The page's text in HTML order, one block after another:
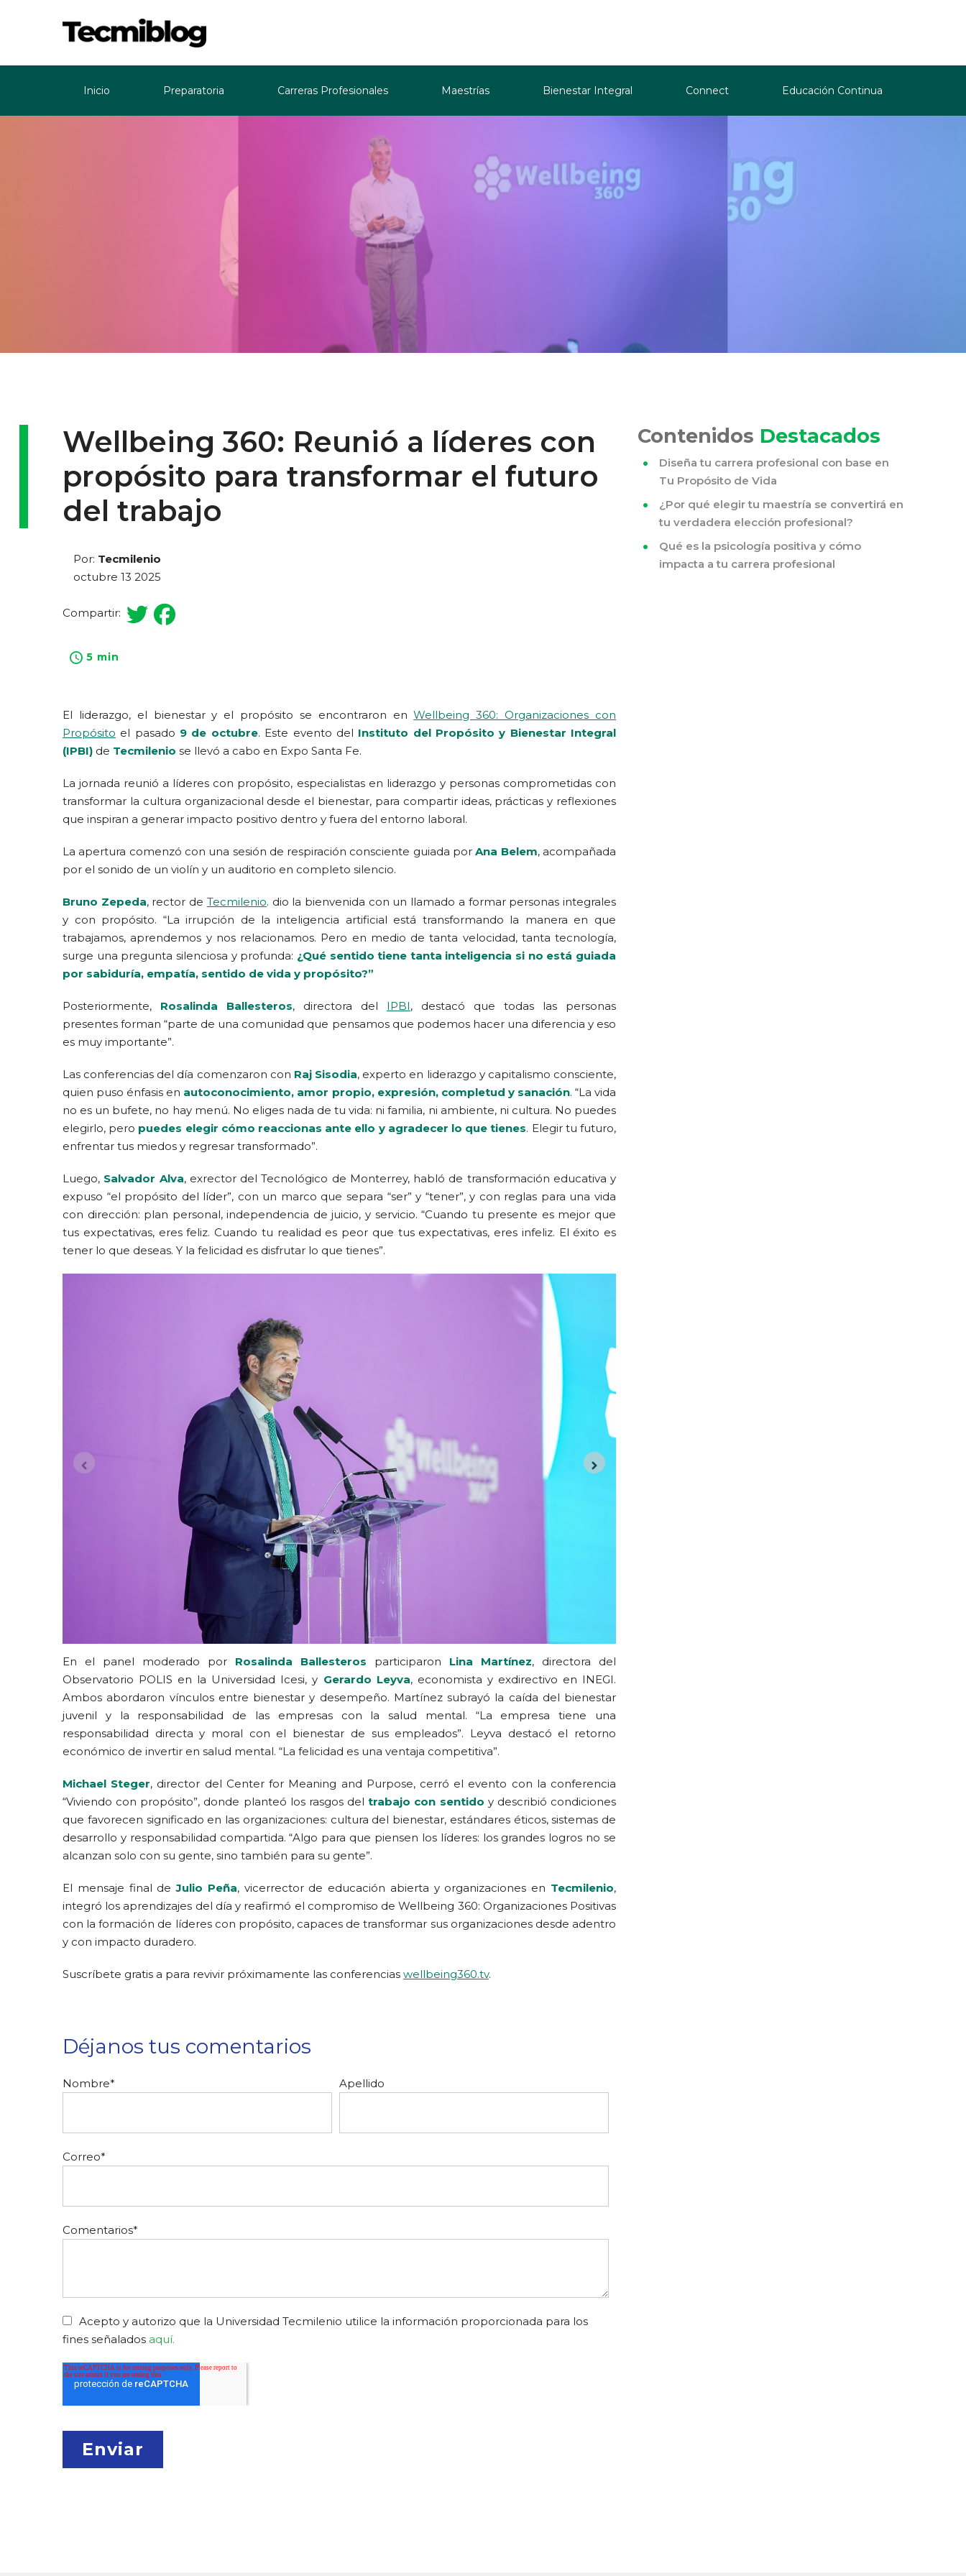
Inicio Preparatoria Carreras Profesionales Maestrías Bienestar Integral Connect Educación Continua
Wellbeing 360: Reunió a líderes con
propósito para transformar el futuro
del trabajo
Por: Tecmilenio
octubre 13 2025
Compartir:
5 min
El liderazgo, el bienestar y el propósito se encontraron enWellbeing 360: Organizaciones con
Propósito el pasado 9 de octubre. Este evento del Instituto del Propósito y Bienestar Integral
(IPBI) de Tecmilenio se llevó a cabo en Expo Santa Fe.
La jornada reunió a líderes con propósito, especialistas en liderazgo y personas comprometidas con
transformar la cultura organizacional desde el bienestar, para compartir ideas, prácticas y reflexiones
que inspiran a generar impacto positivo dentro y fuera del entorno laboral.
La apertura comenzó con una sesión de respiración consciente guiada porAna Belem, acompañada
por el sonido de un violín y un auditorio en completo silencio.
Bruno Zepeda, rector de Tecmilenio. dio la bienvenida con un llamado a formar personas integrales
y con propósito. “La irrupción de la inteligencia artificial está transformando la manera en que
trabajamos, aprendemos y nos relacionamos. Pero en medio de tanta velocidad, tanta tecnología,
surge una pregunta silenciosa y profunda: ¿Qué sentido tiene tanta inteligencia si no está guiada
por sabiduría, empatía, sentido de vida y propósito?”
Posteriormente, Rosalinda Ballesteros, directora del IPBI, destacó que todas las personas
presentes forman “parte de una comunidad que pensamos que podemos hacer una diferencia y eso
es muy importante”.
Las conferencias del día comenzaron con Raj Sisodia, experto en liderazgo y capitalismo consciente,
quien puso énfasis en autoconocimiento, amor propio, expresión, completud y sanación. “La vida
no es un bufete, no hay menú. No eliges nada de tu vida: ni familia, ni ambiente, ni cultura. No puedes
elegirlo, pero puedes elegir cómo reaccionas ante ello y agradecer lo que tienes. Elegir tu futuro,
enfrentar tus miedos y regresar transformado”.
Luego, Salvador Alva, exrector del Tecnológico de Monterrey, habló de transformación educativa y
expuso “el propósito del líder”, con un marco que separa “ser” y “tener”, y con reglas para una vida
con dirección: plan personal, independencia de juicio, y servicio. “Cuando tu presente es mejor que
tus expectativas, eres feliz. Cuando tu realidad es peor que tus expectativas, eres infeliz. El éxito es
tener lo que deseas. Y la felicidad es disfrutar lo que tienes”.
En el panel moderado por Rosalinda Ballesteros participaron Lina Martínez, directora del
Observatorio POLIS en la Universidad Icesi, y Gerardo Leyva, economista y exdirectivo en INEGI.
Ambos abordaron vínculos entre bienestar y desempeño. Martínez subrayó la caída del bienestar
juvenil y la responsabilidad de las empresas con la salud mental. “La empresa tiene una
responsabilidad directa y moral con el bienestar de sus empleados”. Leyva destacó el retorno
económico de invertir en salud mental. “La felicidad es una ventaja competitiva”.
Michael Steger, director del Center for Meaning and Purpose, cerró el evento con la conferencia
“Viviendo con propósito”, donde planteó los rasgos deltrabajo con sentido y describió condiciones
que favorecen significado en las organizaciones: cultura del bienestar, estándares éticos, sistemas de
desarrollo y responsabilidad compartida. “Algo para que piensen los líderes: los grandes logros no se
alcanzan solo con su gente, sino también para su gente”.
El mensaje final deJulio Peña, vicerrector de educación abierta y organizaciones en Tecmilenio,
integró los aprendizajes del día y reafirmó el compromiso de Wellbeing 360: Organizaciones Positivas
con la formación de líderes con propósito, capaces de transformar sus organizaciones desde adentro
y con impacto duradero.
Suscríbete gratis a para revivir próximamente las conferencias wellbeing360.tv.
Déjanos tus comentarios
Nombre* Apellido
Correo*
Comentarios*
Acepto y autorizo que la Universidad Tecmilenio utilice la información proporcionada para los
fines señalados aquí.
Contenidos Destacados
Diseña tu carrera profesional con base en
Tu Propósito de Vida
¿Por qué elegir tu maestría se convertirá en
tu verdadera elección profesional?
Qué es la psicología positiva y cómo
impacta a tu carrera profesional